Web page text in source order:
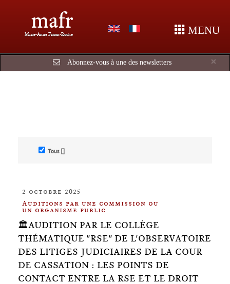
mafr
Marie-Anne Frison-Roche MENU
×
Abonnez-vous à une des newsletters
Tous []
2 octobre 2025
Auditions par une commission ou
un organisme public
🏛️AUDITION PAR LE COLLÈGE
THÉMATIQUE "RSE" DE L'OBSERVATOIRE
DES LITIGES JUDICIAIRES DE LA COUR
DE CASSATION : LES POINTS DE
CONTACT ENTRE LA RSE ET LE DROIT